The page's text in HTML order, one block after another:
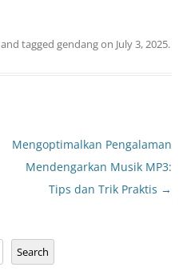
and tagged gendangon July 3, 2025.
Mengoptimalkan Pengalaman
Mendengarkan Musik MP3:
Tips dan Trik Praktis →
Search